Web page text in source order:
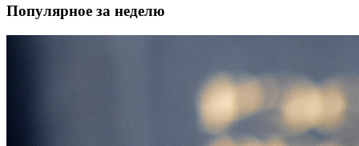
Популярное за неделю